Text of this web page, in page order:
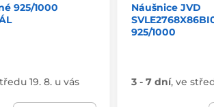
925/1000
19. 8. u vás
Náušnice JVD
925/1000
3 - 7 dní, ve